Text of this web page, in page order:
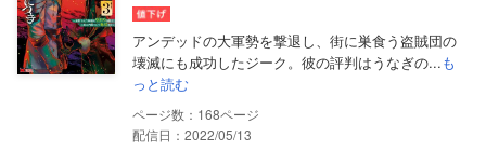
アンデッドの大軍勢を撃退し、街に巣食う盗賊団の
壊滅にも成功したジーク。彼の評判はうなぎの...も
っと読む
168
配信日：2022/05/13